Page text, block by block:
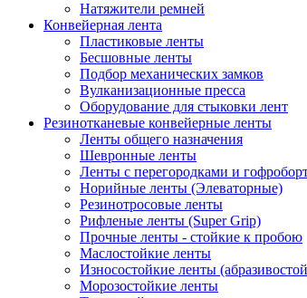
Натяжители ремней
Конвейерная лента
Пластиковые ленты
Бесшовные ленты
Подбор механических замков
Вулканизационные пресса
Оборудование для стыковки лент
Резинотканевые конвейерные ленты
Ленты общего назначения
Шевронные ленты
Ленты с перегородками и
Норийные ленты (Элеваторные)
Резинотросовые ленты
Рифленые ленты (Super Grip)
Прочные ленты - стойкие к пробою
Маслостойкие ленты
Износостойкие ленты
Морозостойкие ленты